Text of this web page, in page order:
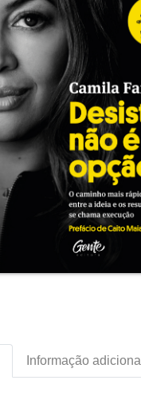
Informação adicional